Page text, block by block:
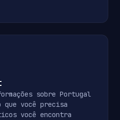
sobre Portugal
que você precisa
você encontra